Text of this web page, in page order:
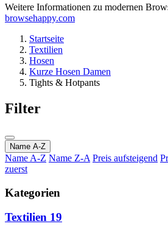
Weitere Informationen zu modernen
browsehappy.com
Startseite
Textilien
Hosen
Kurze Hosen Damen
Tights & Hotpants
Filter
Name A-Z
Name A-Z Name Z-A Preis aufsteigend
zuerst
Kategorien
Textilien 19